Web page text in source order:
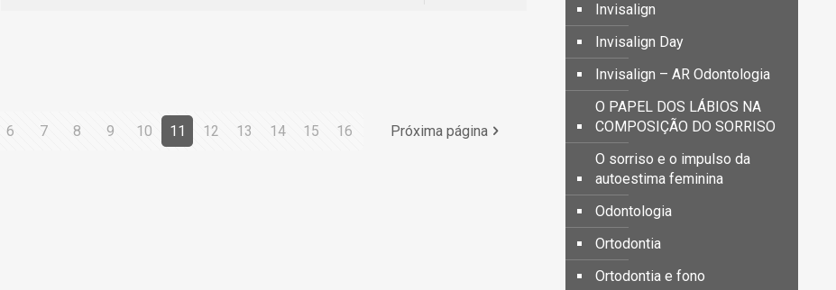
6 7 8 9 10 11 12 13 14 15 16 Próxima página
Invisalign
Invisalign Day
Invisalign – AR Odontologia
O PAPEL DOS LÁBIOS NA
COMPOSIÇÃO DO SORRISO
O sorriso e o impulso da
autoestima feminina
Odontologia
Ortodontia
Ortodontia e fono